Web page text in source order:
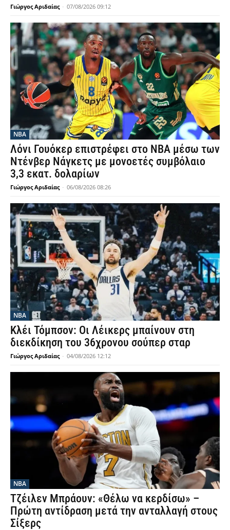
Γιώργος Αριδαίας - 07/08/2026 09:12
NBA
Λόνι Γουόκερ επιστρέφει στο NBA μέσω των
Ντένβερ Νάγκετς με μονοετές συμβόλαιο
3,3 εκατ. δολαρίων
Γιώργος Αριδαίας - 06/08/2026 08:26
NBA
Κλέι Τόμπσον: Οι Λέικερς μπαίνουν στη
διεκδίκηση του 36χρονου σούπερ σταρ
Γιώργος Αριδαίας - 04/08/2026 12:12
NBA
Τζέιλεν Μπράουν: «Θέλω να κερδίσω» –
Πρώτη αντίδραση μετά την ανταλλαγή στους
Σίξερς